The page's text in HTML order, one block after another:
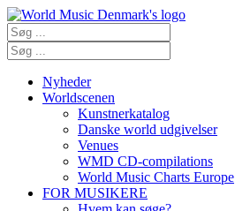
Nyheder
Worldscenen
Kunstnerkatalog
Danske world udgivelser
Venues
WMD CD-compilations
World Music Charts Europe
FOR MUSIKERE